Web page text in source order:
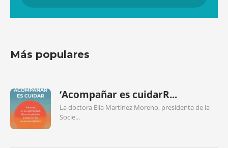
Más populares
‘Acompañar es cuidarR...
La doctora Elia Martínez Moreno, presidenta de la
Socie...